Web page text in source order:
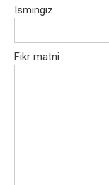
Ismingiz
Fikr matni